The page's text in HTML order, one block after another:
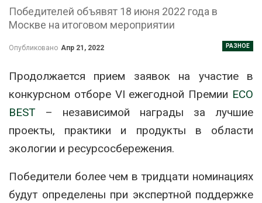
Победителей объявят 18 июня 2022 года в
Москве на итоговом мероприятии
РАЗНОЕ
Опубликовано Апр 21, 2022
Продолжается прием заявок на участие в
конкурсном отборе VI ежегодной Премии ECO
BEST – независимой награды за лучшие
проекты, практики и продукты в области
экологии и ресурсосбережения.
Победители более чем в тридцати номинациях
будут определены при экспертной поддержке